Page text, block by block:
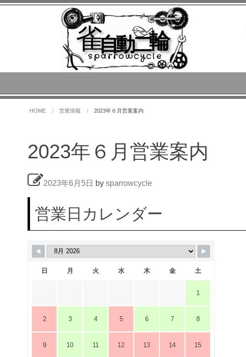
雀自動二輪
sparrowcycle
HOME 営業情報 2023年６月営業案内
2023年６月営業案内
2023年6月5日 by sparrowcycle
営業日カレンダー
日 月 火 水 木 金 土
1
2 3 4 5 6 7 8
9 10 11 12 13 14 15